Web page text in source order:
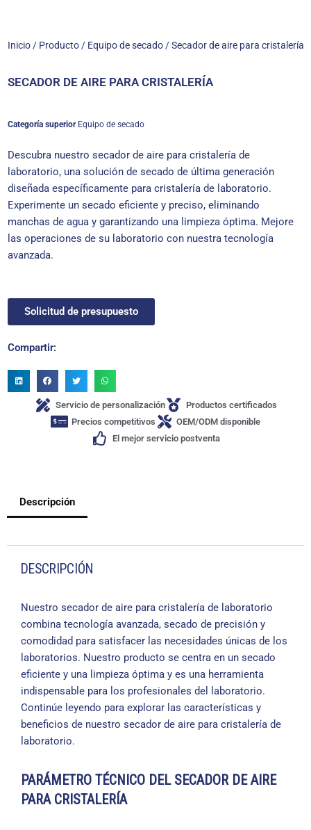
Inicio / Producto / Equipo de secado / Secador de aire para cristalería
SECADOR DE AIRE PARA CRISTALERÍA
Categoría superior Equipo de secado
Descubra nuestro secador de aire para cristalería de
laboratorio, una solución de secado de última generación
diseñada específicamente para cristalería de laboratorio.
Experimente un secado eficiente y preciso, eliminando
manchas de agua y garantizando una limpieza óptima. Mejore
las operaciones de su laboratorio con nuestra tecnología
avanzada.
Solicitud de presupuesto
Compartir:
Servicio de personalización
Productos certificados
Precios competitivos
OEM/ODM disponible
El mejor servicio postventa
Descripción
DESCRIPCIÓN
Nuestro secador de aire para cristalería de laboratorio
combina tecnología avanzada, secado de precisión y
comodidad para satisfacer las necesidades únicas de los
laboratorios. Nuestro producto se centra en un secado
eficiente y una limpieza óptima y es una herramienta
indispensable para los profesionales del laboratorio.
Continúe leyendo para explorar las características y
beneficios de nuestro secador de aire para cristalería de
laboratorio.
PARÁMETRO TÉCNICO DEL SECADOR DE AIRE
PARA CRISTALERÍA